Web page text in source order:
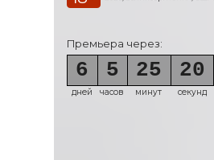
Премьера через:
6
дней
5
часов
25
минут
18
секунд